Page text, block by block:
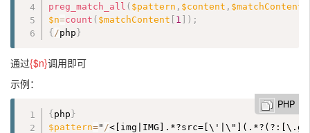
preg_match_all ( $pattern , $content , $matchContent
$n=count ( $matchContent [ 1 ] ) ;
{ /php}
通过{$n}调用即可
示例：
PHP
{php}
$pattern=" /